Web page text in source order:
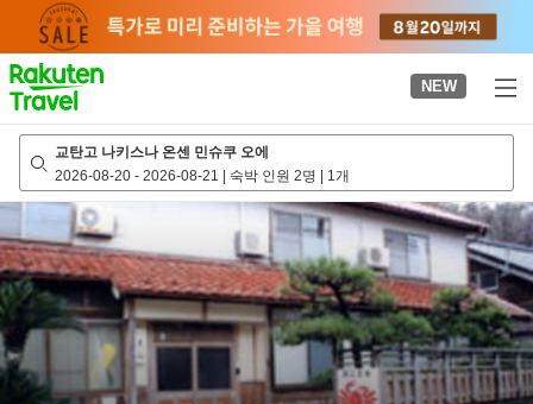
page
NEW
교탄고 나키스나 온센 민슈쿠 오에
2026-08-20 - 2026-08-21 | 숙박 인원 2명 | 1개